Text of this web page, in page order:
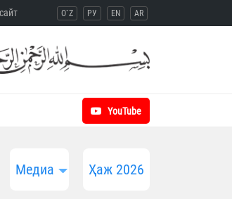
O`Z РУ EN AR
YouTube
Медиа Ҳаж 2026